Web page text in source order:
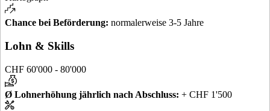
Chance bei Beförderung: normalerweise 3-5 Jahre
Lohn & Skills
CHF 60'000 - 80'000
Ø Lohnerhöhung jährlich nach Abschluss: + CHF 1'500